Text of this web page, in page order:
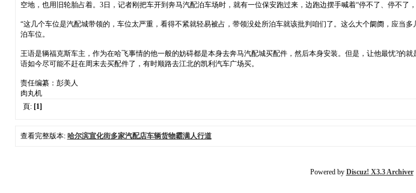
空地，也用旧轮胎占着。3日，记者刚把车开到奔马汽配泊车场时，就有一位保安跑过来，边跑边摆手喊着“停不了、停不了
“这几个车位是汽配城带领的，车位太严重，看得不紧就轻易被占，带领没处所泊车就该批判咱们了。这么大个阛阓，应当
泊车位。
王语是辆福克斯车主，作为在哈飞事情的他一般的妨碍都是本身去奔马汽配城买配件，然后本身安装。但是，让他最忧?的
语如今尽可能不赶在周末去买配件了，有时顺路去江北的凯利汽车广场买。
责任编纂：彭美人
肉丸机
頁: [1]
查看完整版本: 哈尔滨宣化街多家汽配店车辆货物霸满人行道
Powered by Discuz! X3.3 Archiver